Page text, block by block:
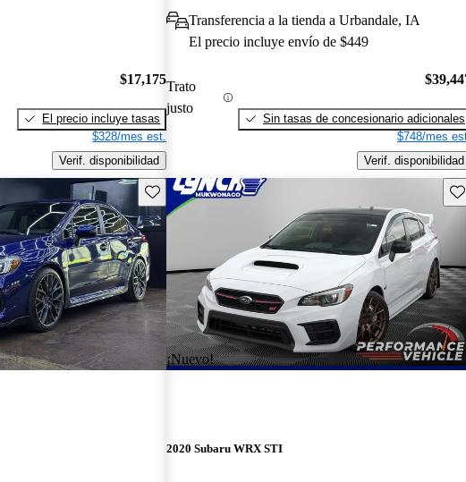
$17,175
El precio incluye tasas
$328/mes est.
Verif. disponibilidad
Transferencia a la tienda a Urbandale, IA
El precio incluye envío de $449
Trato
justo
Sin tasas de concesionario adicionales
$748/mes
Verif. disponibilidad
Guarda este Aviso
¡Nuevo!
2020 Subaru WRX STI